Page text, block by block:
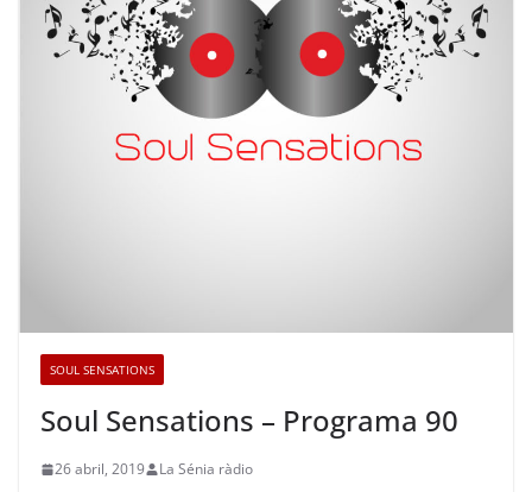
SOUL SENSATIONS
Soul Sensations – Programa 90
26 abril, 2019 La Sénia ràdio